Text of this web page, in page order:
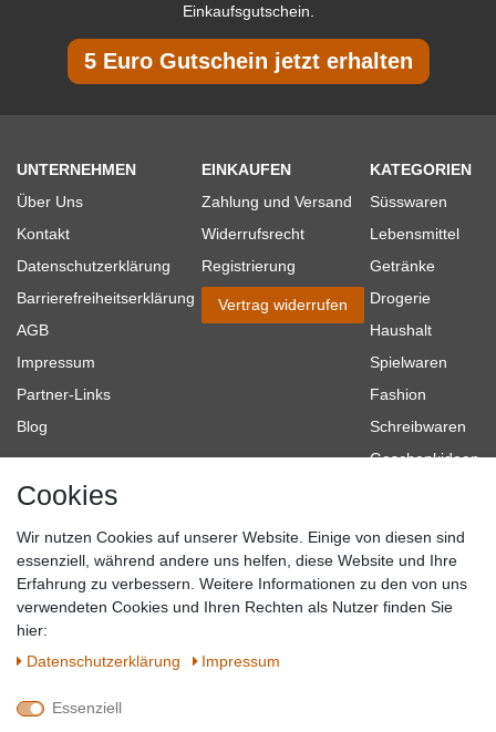
Einkaufsgutschein.
5 Euro Gutschein jetzt erhalten
UNTERNEHMEN
Über Uns
Kontakt
Datenschutzerklärung
Barrierefreiheitserklärung
AGB
Impressum
Partner-Links
Blog
EINKAUFEN
Zahlung und Versand
Widerrufsrecht
Registrierung
Vertrag widerrufen
KATEGORIEN
Süsswaren
Lebensmittel
Getränke
Drogerie
Haushalt
Spielwaren
Fashion
Schreibwaren
Geschenkideen
Topmarken
SICHER EINKAUFEN
QUALITÄT
WIR AKZEPTIEREN
Cookies
Wir nutzen Cookies auf unserer Website. Einige von diesen sind
essenziell, während andere uns helfen, diese Website und Ihre
Erfahrung zu verbessern. Weitere Informationen zu den von uns
verwendeten Cookies und Ihren Rechten als Nutzer finden Sie
hier:
Daten­schutz­erklärung
Impressum
Essenziell